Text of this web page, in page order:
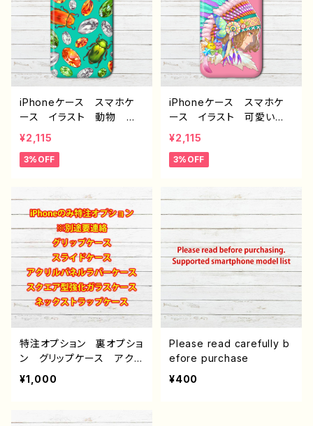
る 作：ミナミ E-4
絵師 オリジナル デザイ
ン グッズ Android ア
ンドロイド ケース タイト
ル：宝石と虫 作：ミナミ
E-4
iPhoneケース スマホケ
ース イラスト 動物 お
しゃれ iPhone15/14/13/1
2/11 AQUOS Xperia
Googlepixel Galaxy i
ー 絵師 オリジナル デ
ザイン グッズ Android
アンドロイド ケース タ
イトル：虫と宝石 作：ミナ
ミ E-4
¥2,115
3%OFF
iPhoneケース スマホケ
ース イラスト 可愛い女
の子 かっこいい女子 ア
ニメ塗り かわいい エモ
い iPhone15/14/13/12/11
め 個性的 人気 イラス
トレーター クリエイター
絵師 オリジナル デザイ
ン グッズ Android ア
ンドロイド ケース タイト
ル：インディアンガール
作：ミナミ E-4
¥2,115
3%OFF
特注オプション 裏オプショ
ン グリップケース アクリ
ルパネルラバーケース ス
クエア型強化ガラスケー
貨屋アリスの白うさぎ
¥1,000
Please read carefully b
efore purchase
¥400